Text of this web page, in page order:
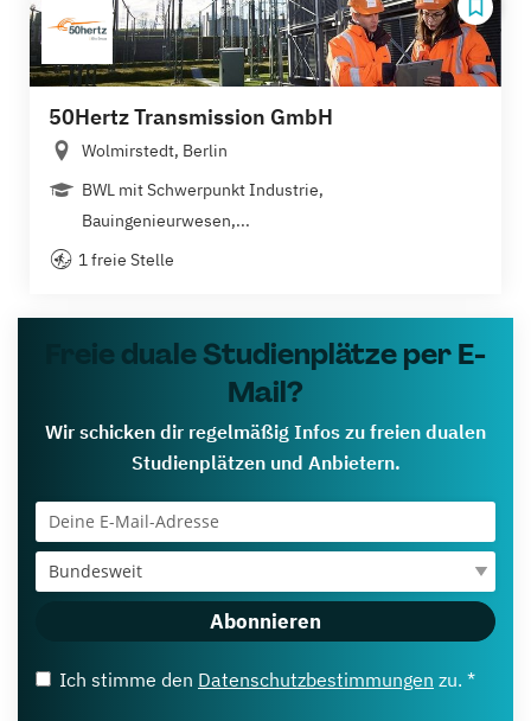
50Hertz Transmission GmbH
Wolmirstedt, Berlin
BWL mit Schwerpunkt Industrie,
Bauingenieurwesen,...
1 freie Stelle
Freie duale Studienplätze per E-
Mail?
Wir schicken dir regelmäßig Infos zu freien dualen
Studienplätzen und Anbietern.
Abonnieren
Ich stimme den Datenschutzbestimmungen zu. *